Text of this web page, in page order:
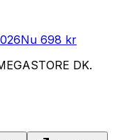
Nu 698 kr
DK.